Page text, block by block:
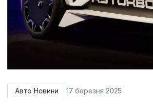
Авто Новини 17 березня 2025